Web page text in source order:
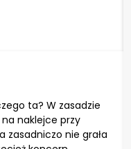
ta? W zasadzie
naklejce przy
nie grała